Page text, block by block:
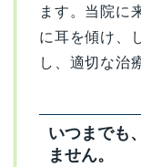
ます。当院に
に耳を傾け、
し、適切な治
いつまでも
ません。